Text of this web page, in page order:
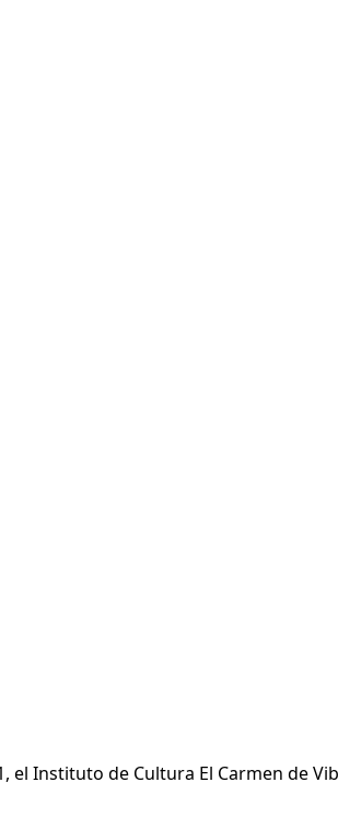
el Instituto de Cultura El Carmen de